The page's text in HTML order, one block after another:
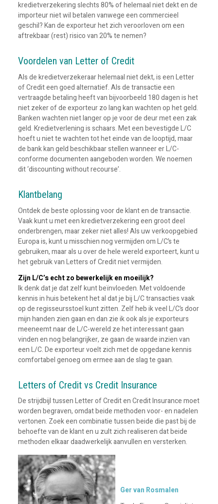
kredietverzekering slechts 80% of helemaal niet dekt en de
importeur niet wil betalen vanwege een commercieel
geschil? Kan de exporteur het zich veroorloven om een ​​
aftrekbaar (rest) risico van 20% te nemen?
Voordelen van Letter of Credit
Als de kredietverzekeraar helemaal niet dekt, is een Letter
of Credit een goed alternatief. Als de transactie een
vertraagde betaling heeft van bijvoorbeeld 180 dagen is het
niet zeker of de exporteur zo lang kan wachten op het geld.
Banken wachten niet langer op je voor de deur met een zak
geld. Kredietverlening is schaars. Met een bevestigde L/C
hoeft u niet te wachten tot het einde van de looptijd, maar
de bank kan geld beschikbaar stellen wanneer er L/C-
conforme documenten aangeboden worden. We noemen
dit ‘discounting without recourse’.
Klantbelang
Ontdek de beste oplossing voor de klant en de transactie.
Vaak kunt u met een kredietverzekering een groot deel
onderbrengen, maar zeker niet alles! Als uw verkoopgebied
Europa is, kunt u misschien nog vermijden om L/C’s te
gebruiken, maar als u over de hele wereld exporteert, kunt u
het gebruik van Letters of Credit niet vermijden.
Zijn L/C’s echt zo bewerkelijk en moeilijk?
Ik denk dat je dat zelf kunt beïnvloeden. Met voldoende
kennis in huis betekent het al dat je bij L/C transacties vaak
op de regisseursstoel kunt zitten. Zelf heb ik veel L/C’s door
mijn handen zien gaan en dan zie ik ook als je exporteurs
meeneemt naar de L/C-wereld ze het interessant gaan
vinden en nog belangrijker, ze gaan de waarde inzien van
een L/C. De exporteur voelt zich met de opgedane kennis
comfortabel genoeg om ermee aan de slag te gaan.
Letters of Credit vs Credit Insurance
De strijdbijl tussen Letter of Credit en Credit Insurance moet
worden begraven, omdat beide methoden voor- en nadelen
vertonen. Zoek een combinatie tussen beide die past bij de
behoefte van de klant en u zult zich realiseren dat beide
methoden elkaar daadwerkelijk aanvullen en versterken.
Ger van Rosmalen